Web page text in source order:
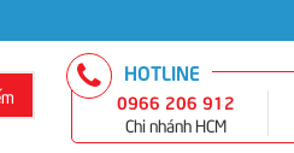
HOTLINE
0966 206 912
Chi nhánh HCM